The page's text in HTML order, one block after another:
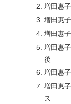
増田惠
増田惠
増田惠
増田惠
後
増田惠
増田惠
ス